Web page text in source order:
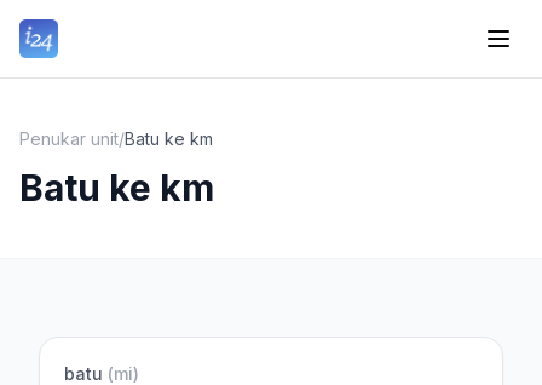
Penukar unit/Batu ke km
Batu ke km
batu (mi)